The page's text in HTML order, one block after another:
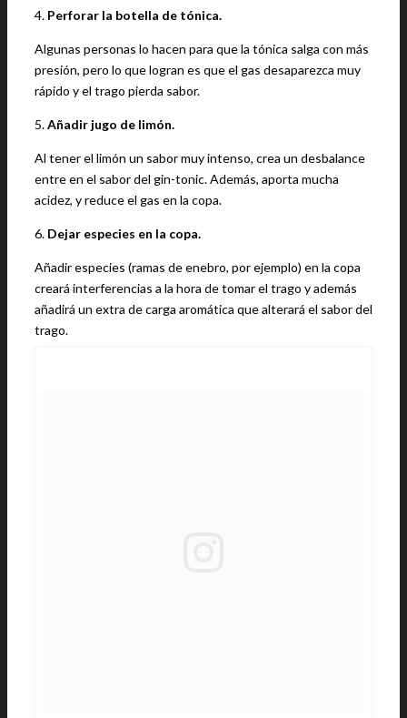
4. Perforar la botella de tónica.
Algunas personas lo hacen para que la tónica salga con más
presión, pero lo que logran es que el gas desaparezca muy
rápido y el trago pierda sabor.
5.Añadir jugo de limón.
Al tener el limón un sabor muy intenso, crea un desbalance
entre en el sabor del gin-tonic. Además, aporta mucha
acidez, y reduce el gas en la copa.
6. Dejar especies en la copa.
Añadir especies (ramas de enebro, por ejemplo) en la copa
creará interferencias a la hora de tomar el trago y además
añadirá un extra de carga aromática que alterará el sabor del
trago.